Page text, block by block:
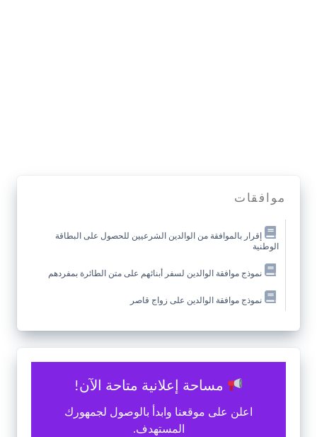
موافقات
إقرار بالموافقة من الوالدين الشرعيين للحصول على البطاقة
الوطنية
نموذج موافقة الوالدين لسفر أبنائهم على متن الطائرة بمفردهم
نموذج موافقة الوالدين على زواج قاصر
مساحة إعلانية متاحة الآن!
اعلن على موقعنا وابدأ بالوصول لجمهورك
المستهدف.